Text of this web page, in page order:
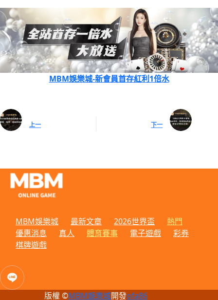
MBM娛樂城-新會員首存紅利1倍水
上一 下一
MBM娛樂城 最新文章 2026世界盃
熱門
優惠消息
真人 體育賽事 電子遊戲
彩券
棋牌遊戲
版權 ©MBM娛樂城開發ofa86